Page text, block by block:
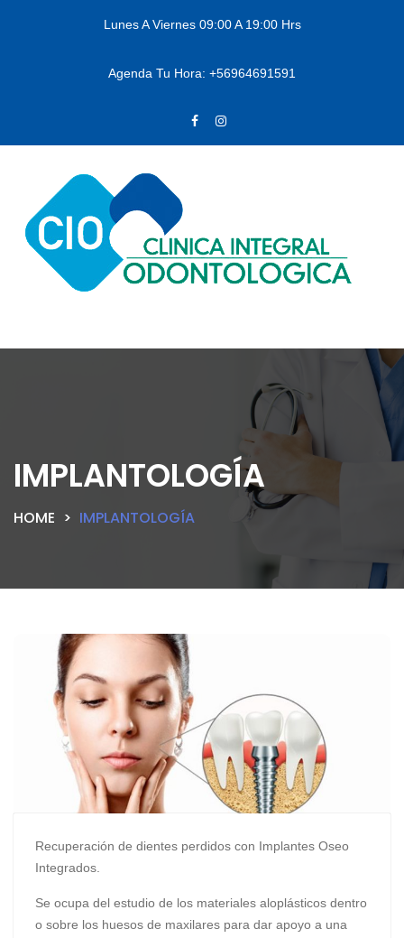
Lunes A Viernes 09:00 A 19:00 Hrs
Agenda Tu Hora: +56964691591
IMPLANTOLOGÍA
HOME IMPLANTOLOGÍA
Recuperación de dientes perdidos con Implantes Oseo
Integrados.
Se ocupa del estudio de los materiales aloplásticos dentro
o sobre los huesos de maxilares para dar apoyo a una